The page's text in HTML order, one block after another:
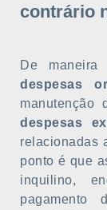
contrário
De
despesas
manutenção
despesas
relacionadas
ponto é que
inquilino,
pagamento